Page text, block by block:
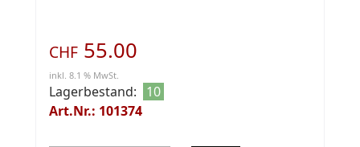
CHF 55.00
inkl. 8.1 % MwSt.
Lagerbestand:
10
Art.Nr.: 101374